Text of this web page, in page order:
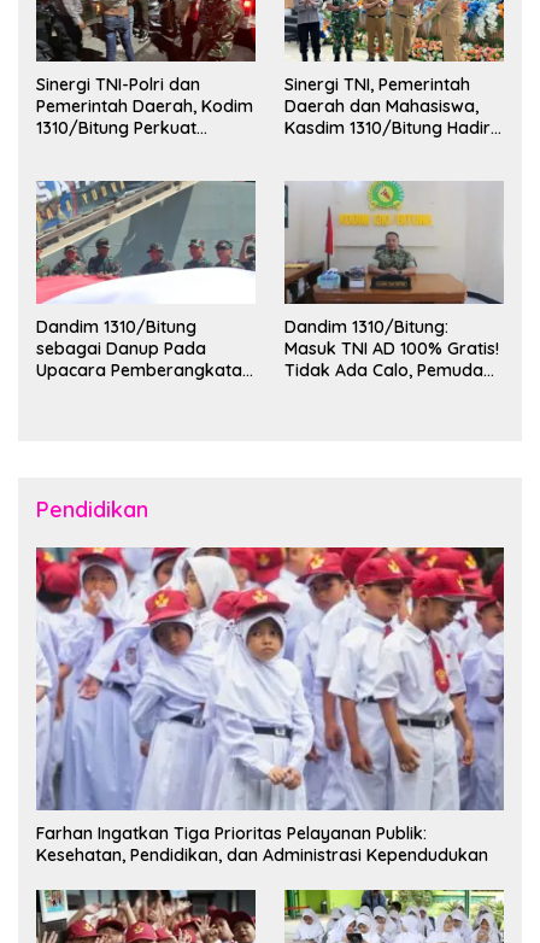
Sinergi TNI-Polri dan
Pemerintah Daerah, Kodim
1310/Bitung Perkuat
Sinergi TNI, Pemerintah
Daerah dan Mahasiswa,
Kasdim 1310/Bitung Hadiri
Kota Bitung
Dandim 1310/Bitung
sebagai Danup Pada
Upacara Pemberangkatan
Dandim 1310/Bitung:
Masuk TNI AD 100% Gratis!
Tidak Ada Calo, Pemuda
Pendidikan
Farhan Ingatkan Tiga Prioritas Pelayanan Publik:
Kesehatan, Pendidikan, dan Administrasi Kependudukan